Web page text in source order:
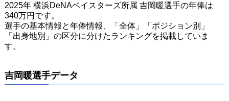
2025年 横浜DeNAベイスターズ所属 吉岡暖選手の年俸は
340万円です。
選手の基本情報と年俸情報、「全体」「ポジション別」
「出身地別」の区分に分けたランキングを掲載していま
す。
吉岡暖選手データ